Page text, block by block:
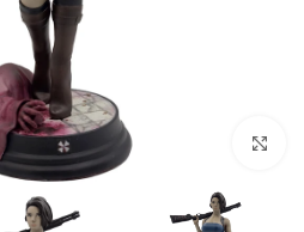
بزرگنمایی تصویر